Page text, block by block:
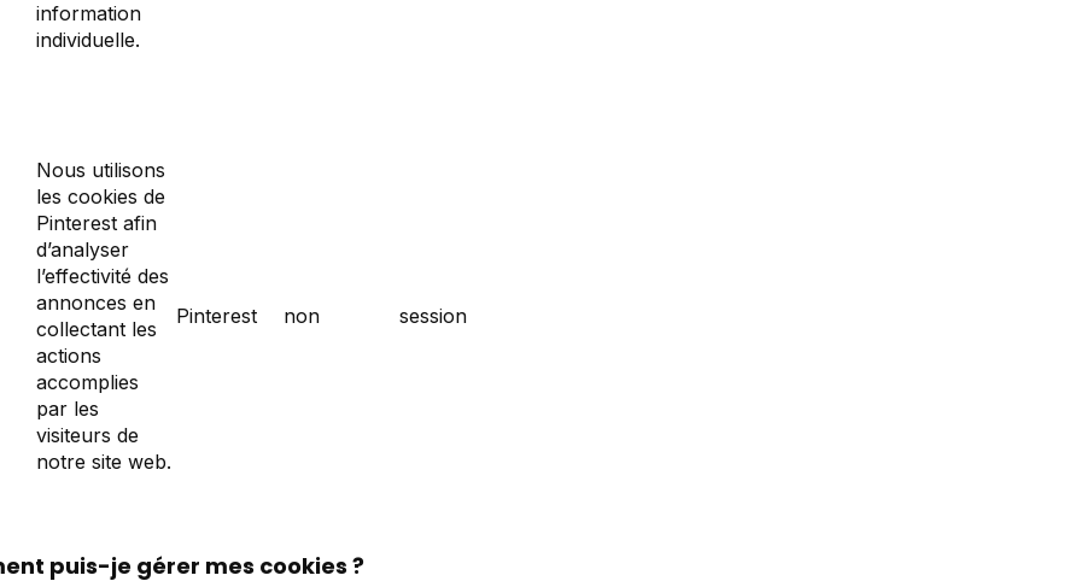
information
individuelle.
Nous utilisons
les cookies de
Pinterest afin
d’analyser
l’effectivité des
annonces en
collectant les
actions
accomplies
par les
visiteurs de
notre site web.
Pinterest non session
puis-je gérer mes cookies ?